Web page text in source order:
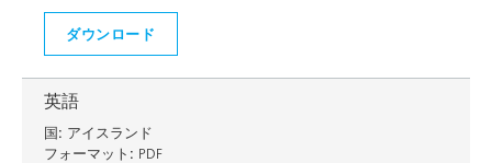
ダウンロード
英語
国: アイスランド
フォーマット: PDF